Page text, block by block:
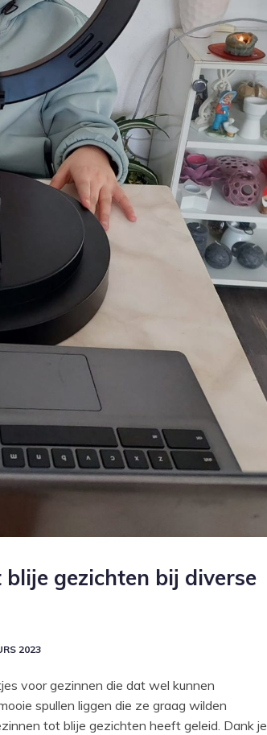
gezichten bij diverse
2023
voor gezinnen die dat wel kunnen
spullen liggen die ze graag wilden
tot blije gezichten heeft geleid. Dank je